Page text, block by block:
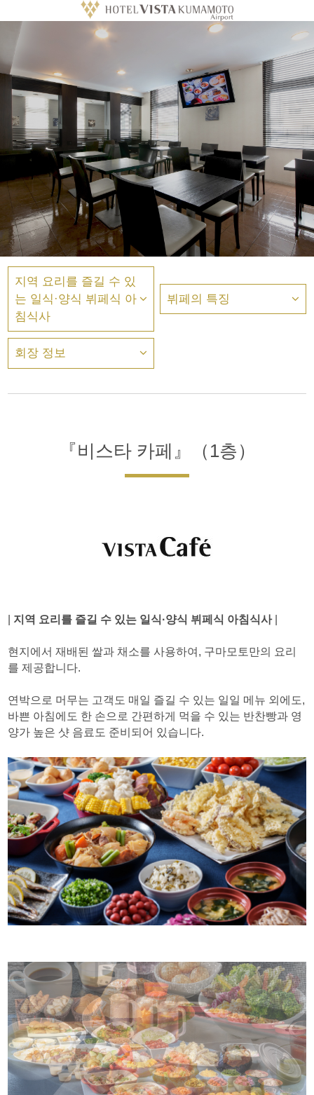
지역 요리를 즐길 수 있
는 일식·양식 뷔페식 아
침식사
뷔페의 특징
회장 정보
『비스타 카페』（1층）
지역 요리를 즐길 수 있는 일식·양식 뷔페식 아침식사|
현지에서 재배된 쌀과 채소를 사용하여, 구마모토만의 요리
를 제공합니다.
연박으로 머무는 고객도 매일 즐길 수 있는 일일 메뉴 외에도,
바쁜 아침에도 한 손으로 간편하게 먹을 수 있는 반찬빵과 영
양가 높은 샷 음료도 준비되어 있습니다.